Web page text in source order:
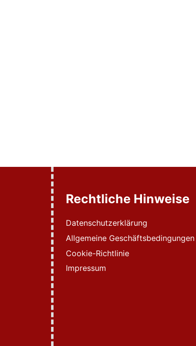
Rechtliche Hinweise
Datenschutzerklärung
Allgemeine Geschäftsbedingungen
Cookie-Richtlinie
Impressum